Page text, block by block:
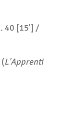
40 [15'] /
(L'Apprenti